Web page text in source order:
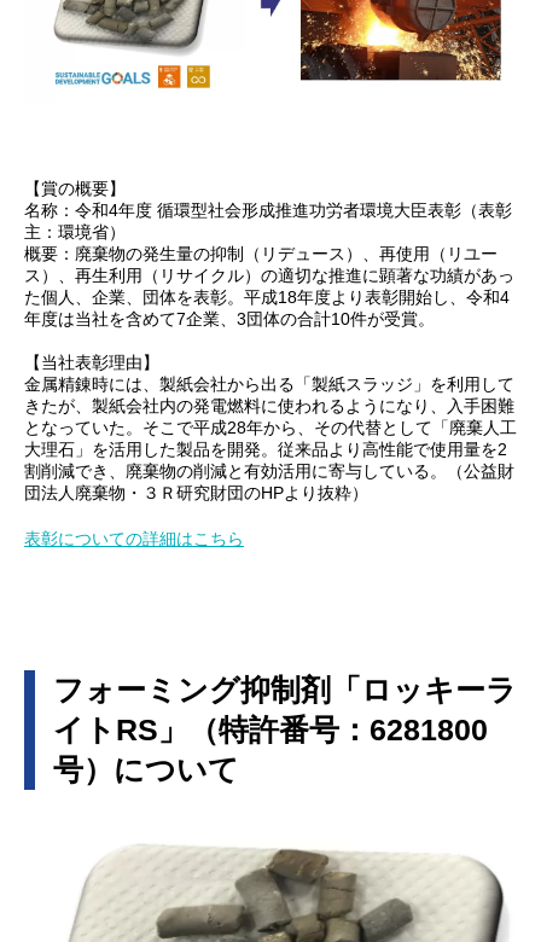
【賞の概要】
名称：令和4年度 循環型社会形成推進功労者環境大臣表彰（表彰
主：環境省）
概要：廃棄物の発生量の抑制（リデュース）、再使用（リユー
ス）、再生利用（リサイクル）の適切な推進に顕著な功績があっ
た個人、企業、団体を表彰。平成18年度より表彰開始し、令和4
年度は当社を含めて7企業、3団体の合計10件が受賞。
【当社表彰理由】
金属精錬時には、製紙会社から出る「製紙スラッジ」を利用して
きたが、製紙会社内の発電燃料に使われるようになり、入手困難
となっていた。そこで平成28年から、その代替として「廃棄人工
大理石」を活用した製品を開発。従来品より高性能で使用量を2
割削減でき、廃棄物の削減と有効活用に寄与している。（公益財
団法人廃棄物・３Ｒ研究財団のHPより抜粋）
表彰についての詳細はこちら
フォーミング抑制剤「ロッキーラ
イトRS」（特許番号：6281800
号）について